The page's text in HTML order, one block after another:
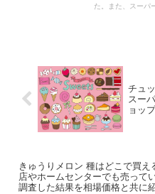
た。また、スーパ
チュ
スー
ョッ
きゅうりメロン 種はどこで買え
店やホームセンターでも売って
調査した結果を相場価格と共に